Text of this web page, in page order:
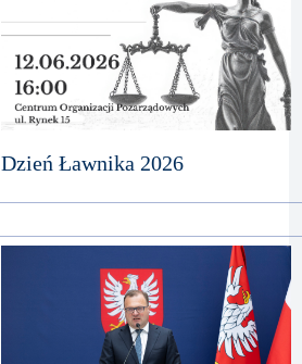
Dzień Ławnika 2026